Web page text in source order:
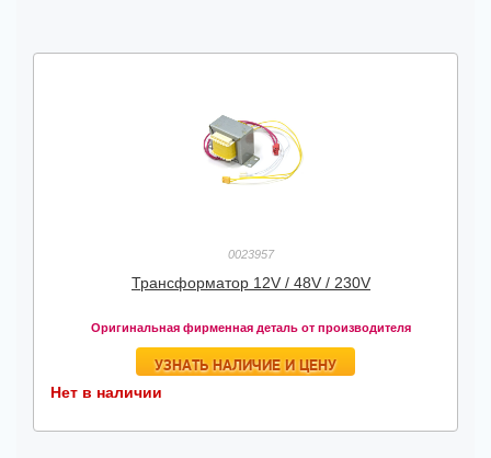
0023957
Трансформатор 12V / 48V / 230V
Оригинальная фирменная деталь от производителя
УЗНАТЬ НАЛИЧИЕ И ЦЕНУ
Нет в наличии